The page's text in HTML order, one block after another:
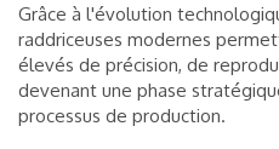
Grâce à l'évolution
raddriceuses modernes
élevés de précision, de
devenant une phase
processus de production.